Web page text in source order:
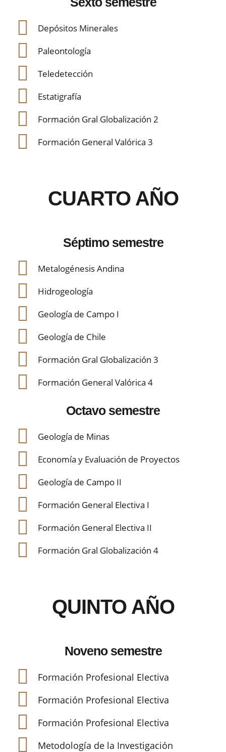
Depósitos Minerales
Paleontología
Teledetección
Estatigrafía
Formación Gral Globalización 2
Formación General Valórica 3
CUARTO AÑO
Séptimo semestre
Metalogénesis Andina
Hidrogeología
Geología de Campo I
Geología de Chile
Formación Gral Globalización 3
Formación General Valórica 4
Octavo semestre
Geología de Minas
Economía y Evaluación de Proyectos
Geología de Campo II
Formación General Electiva I
Formación General Electiva II
Formación Gral Globalización 4
QUINTO AÑO
Noveno semestre
Formación Profesional Electiva
Formación Profesional Electiva
Formación Profesional Electiva
Metodología de la Investigación